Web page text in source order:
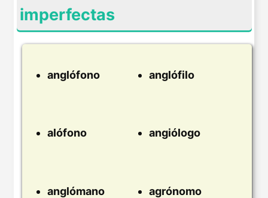
imperfectas
anglófono anglófilo
alófono angiólogo
anglómano agrónomo